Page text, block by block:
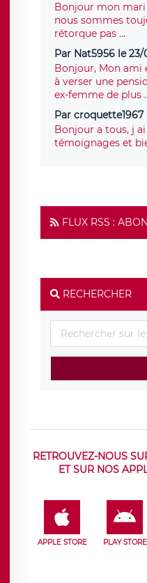
Bonjour mon
nous sommes
rétorque pas ...
Par Nat5956 le 23/
Bonjour, Mon ami
à verser une
ex-femme de plus
Par croquette1967
Bonjour a tous, j
témoignages et
FLUX RSS :
RECHERCHER
RETROUVEZ-NOUS
ET SUR NOS
APPLE STORE PLAY STORE